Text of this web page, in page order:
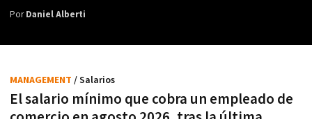
PorDaniel Alberti
El salario mínimo que cobra un empleado de
MANAGEMENT / Salarios